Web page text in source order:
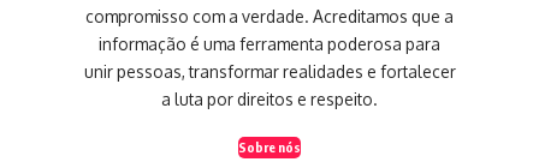
compromisso com a verdade. Acreditamos que a
informação é uma ferramenta poderosa para
unir pessoas, transformar realidades e fortalecer
a luta por direitos e respeito.
Sobre nós